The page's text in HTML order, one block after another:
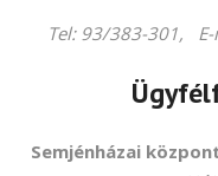
Tel: 93/383-301, E-
Semjénházai